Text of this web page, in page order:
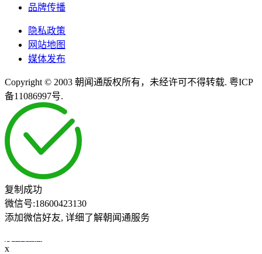
品牌传播
隐私政策
网站地图
媒体发布
Copyright © 2003 朝闻通版权所有，未经许可不得转载. 粤ICP
备11086997号.
复制成功
微信号:18600423130
添加微信好友, 详细了解朝闻通服务
x